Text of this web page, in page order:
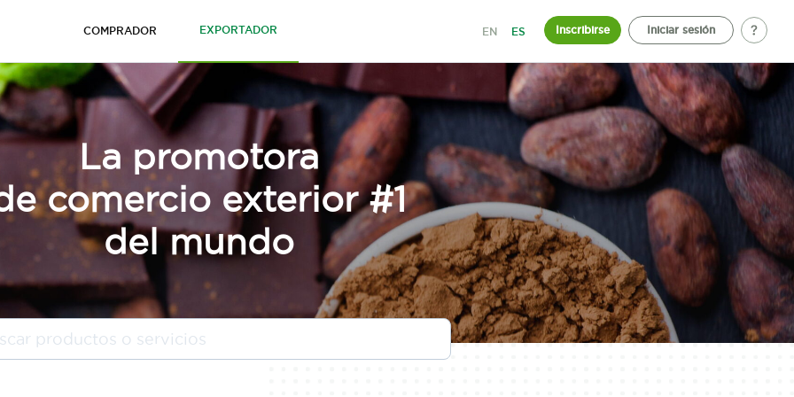
COMPRADOR EXPORTADOR EN ES Inscribirse Iniciar sesión
La promotora
comercio exterior #1
del mundo